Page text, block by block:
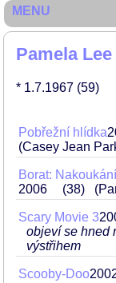
Pamela
* 1.7.1967 (59)
Pobřežní hlídka
(Casey Jean
2006
38
Scary Movie 3
objeví se hned
výstřihem
Scooby-Doo
MENU